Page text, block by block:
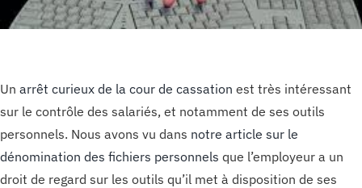
Un arrêt curieux de la cour de cassation est très intéressant
sur le contrôle des salariés, et notamment de ses outils
personnels. Nous avons vu dans notre article sur le
dénomination des fichiers personnels que l’employeur a un
droit de regard sur les outils qu’il met à disposition de ses